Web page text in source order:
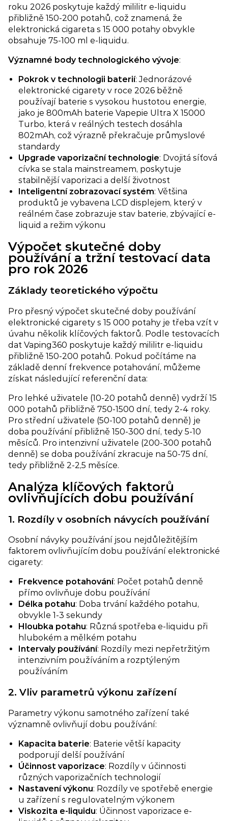
roku 2026 poskytuje každý mililitr e-liquidu
přibližně 150-200 potahů, což znamená, že
elektronická cigareta s 15 000 potahy obvykle
obsahuje 75-100 ml e-liquidu.
Významné body technologického vývoje:
Pokrok v technologii baterií​: Jednorázové
elektronické cigarety v roce 2026 běžně
používají baterie s vysokou hustotou energie,
jako je 800mAh baterie Vapepie Ultra X 15000
Turbo, která v reálných testech dosáhla
802mAh, což výrazně překračuje průmyslové
standardy
Upgrade vaporizační technologie: Dvojitá síťová
cívka se stala mainstreamem, poskytuje
stabilnější vaporizaci a delší životnost
Inteligentní zobrazovací systém: Většina
produktů je vybavena LCD displejem, který v
reálném čase zobrazuje stav baterie, zbývající e-
liquid a režim výkonu
Výpočet skutečné doby
používání a tržní testovací data
pro rok 2026
Základy teoretického výpočtu
Pro přesný výpočet skutečné doby používání
elektronické cigarety s 15 000 potahy je třeba vzít v
úvahu několik klíčových faktorů. Podle testovacích
dat Vaping360 poskytuje každý mililitr e-liquidu
přibližně 150-200 potahů. Pokud počítáme na
základě denní frekvence potahování, můžeme
získat následující referenční data:
Pro lehké uživatele (10-20 potahů denně) vydrží 15
000 potahů přibližně 750-1500 dní, tedy 2-4 roky.
Pro střední uživatele (50-100 potahů denně) je
doba používání přibližně 150-300 dní, tedy 5-10
měsíců. Pro intenzivní uživatele (200-300 potahů
denně) se doba používání zkracuje na 50-75 dní,
tedy přibližně 2-2,5 měsíce.
Analýza klíčových faktorů
ovlivňujících dobu používání​
1. Rozdíly v osobních návycích používání​
Osobní návyky používání jsou nejdůležitějším
faktorem ovlivňujícím dobu používání elektronické
cigarety:
Frekvence potahování​: Počet potahů denně
přímo ovlivňuje dobu používání
Délka potahu: Doba trvání každého potahu,
obvykle 1-3 sekundy
Hloubka potahu: Různá spotřeba e-liquidu při
hlubokém a mělkém potahu
Intervaly používání​: Rozdíly mezi nepřetržitým
intenzivním používáním a rozptýleným
používáním
2. Vliv parametrů výkonu zařízení​
Parametry výkonu samotného zařízení také
významně ovlivňují dobu používání:
Kapacita baterie: Baterie větší kapacity
podporují delší používání
​Účinnost vaporizace: Rozdíly v účinnosti
různých vaporizačních technologií
Nastavení výkonu: Rozdíly ve spotřebě energie
u zařízení s regulovatelným výkonem
Viskozita e-liquidu: Účinnost vaporizace e-